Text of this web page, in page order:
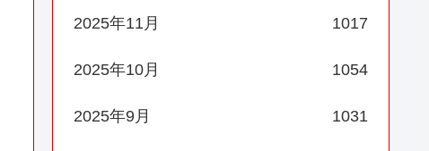
2025年11月 1017
2025年10月 1054
2025年9月 1031